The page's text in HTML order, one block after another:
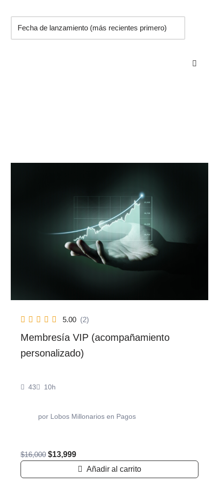
5.00 (2)
Membresía VIP (acompañamiento
personalizado)
43 10h
por Lobos Millonarios en Pagos
$16,000 $13,999
Añadir al carrito